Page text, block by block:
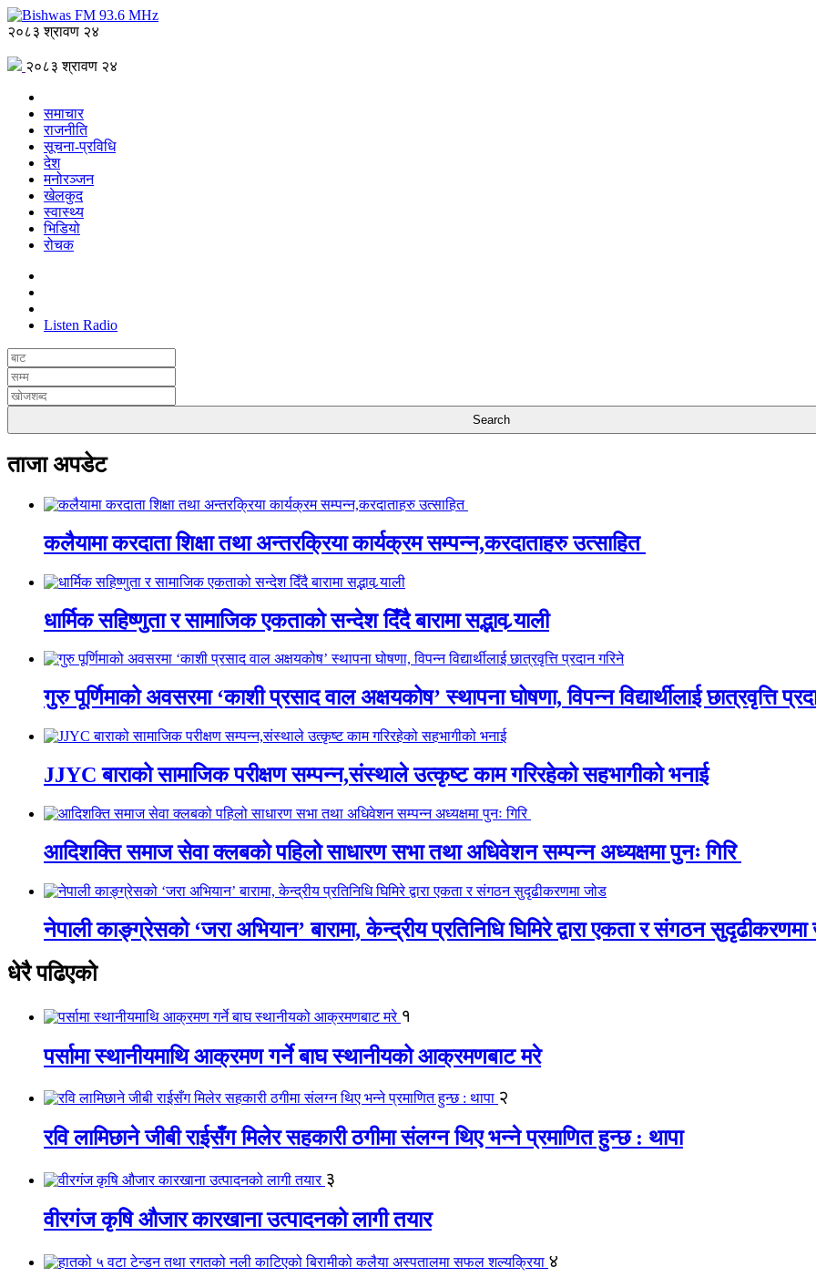
२०८३ श्रावण २४
२०८३ श्रावण २४
समाचार
राजनीति
सूचना-प्रविधि
देश
मनोरञ्जन
खेलकुद
स्वास्थ्य
भिडियो
रोचक
Listen Radio
ताजा अपडेट
कलैयामा करदाता शिक्षा तथा अन्तरक्रिया कार्यक्रम सम्पन्न,करदाताहरु उत्साहित
धार्मिक सहिष्णुता र सामाजिक एकताको सन्देश दिँदै बारामा सद्भाव र्‍याली
गुरु पूर्णिमाको अवसरमा ‘काशी प्रसाद वाल अक्षयकोष’ स्थापना घोषणा, विपन्न विद्यार्थीलाई छात्रवृत्ति
JJYC बाराको सामाजिक परीक्षण सम्पन्न,संस्थाले उत्कृष्ट काम गरिरहेको सहभागीको भनाई
आदिशक्ति समाज सेवा क्लबको पहिलो साधारण सभा तथा अधिवेशन सम्पन्न अध्यक्षमा पुनः गिरि
नेपाली काङ्ग्रेसको ‘जरा अभियान’ बारामा, केन्द्रीय प्रतिनिधि घिमिरे द्वारा एकता र संगठन
धेरै पढिएको
१
पर्सामा स्थानीयमाथि आक्रमण गर्ने बाघ स्थानीयको आक्रमणबाट मरे
२
रवि लामिछाने जीबी राईसँग मिलेर सहकारी ठगीमा संलग्न थिए भन्ने प्रमाणित हुन्छ : थापा
३
वीरगंज कृषि औजार कारखाना उत्पादनको लागी तयार
४